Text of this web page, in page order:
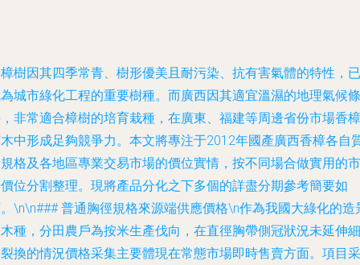
樹因其四季常青、樹形優美且耐污染、抗有害氣體的特性，已
城市綠化工程的重要樹種。而廣西因其適宜溫濕的地理氣候條
非常適合樟樹的培育栽種，在廣東、福建等周邊省份市場香樟
中形成足夠競爭力。本文將專注于2012年國產廣西香樟各自
格及各地區專業交易市場的價位實情，按不同場合做實用的市
位分割整理。現將產品分化之下多個的詳盡分期參考簡要如
\n\n### 普通胸徑規格來源端供應價格\n作為我國大綠化的造
種，分田農戶為按米生產伐向，在直徑胸帶側冠狀況未延伸細
換的情況價格采集主要體現在常態市場即時售賣方面。項目采